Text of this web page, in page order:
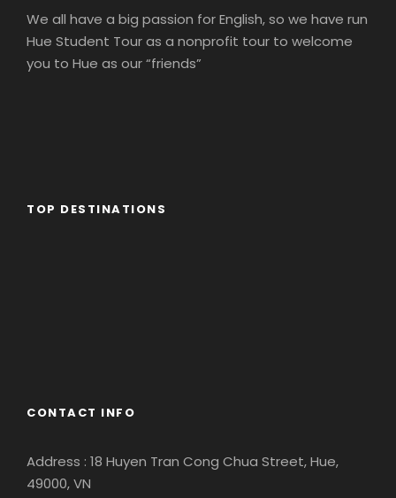
We all have a big passion for English, so we have run
Hue Student Tour as a nonprofit tour to welcome
you to Hue as our “friends”
TOP DESTINATIONS
CONTACT INFO
Address : 18 Huyen Tran Cong Chua Street, Hue,
49000, VN